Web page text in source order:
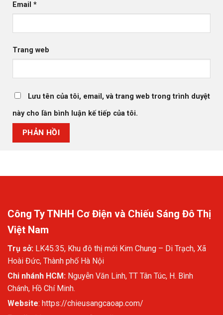
Email *
Trang web
Lưu tên của tôi, email, và trang web trong trình duyệt
này cho lần bình luận kế tiếp của tôi.
Công Ty TNHH Cơ Điện và Chiếu Sáng Đô Thị
Việt Nam
Trụ sở: LK45.35, Khu đô thị mới Kim Chung – Di Trạch, Xã
Hoài Đức, Thành phố Hà Nội
Chi nhánh HCM: Nguyễn Văn Linh, TT Tân Túc, H. Bình
Chánh, Hồ Chí Minh.
Website: https://chieusangcaoap.com/